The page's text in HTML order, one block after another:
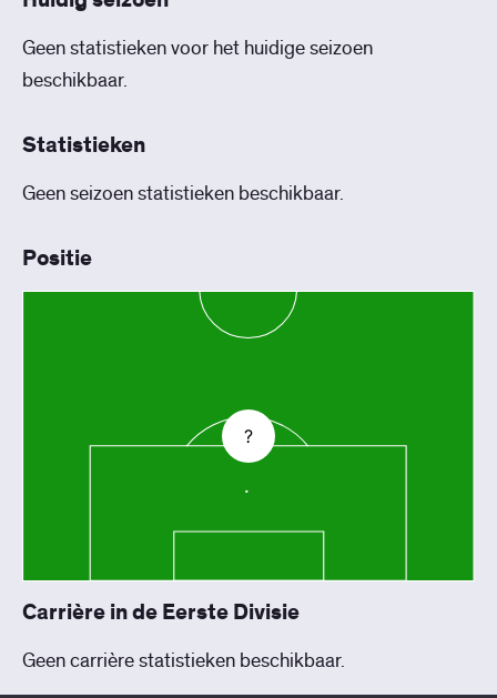
Geen statistieken voor het huidige seizoen
beschikbaar.
Statistieken
Geen seizoen statistieken beschikbaar.
Positie
?
Carrière in de Eerste Divisie
Geen carrière statistieken beschikbaar.